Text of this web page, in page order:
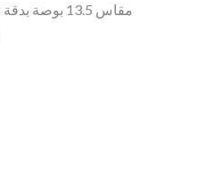
شاشة لمس PixelSense™ مقاس 13.5 بوصة بدقة عالية وجودة عرض مذهلة